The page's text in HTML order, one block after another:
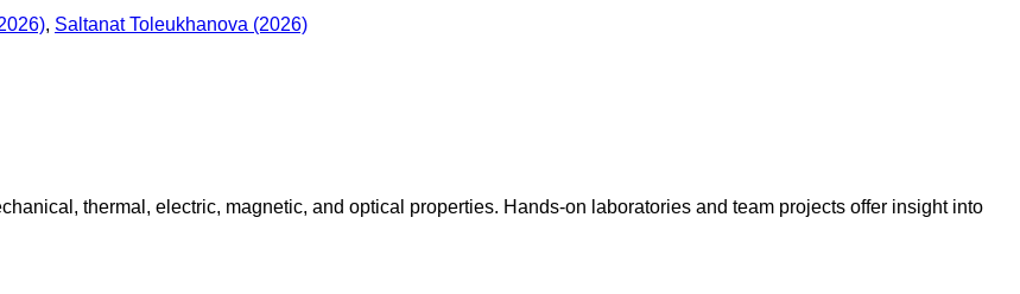
, Saltanat Toleukhanova (2026)
thermal, electric, magnetic, and optical properties. Hands-on laboratories and team projects offer insight into